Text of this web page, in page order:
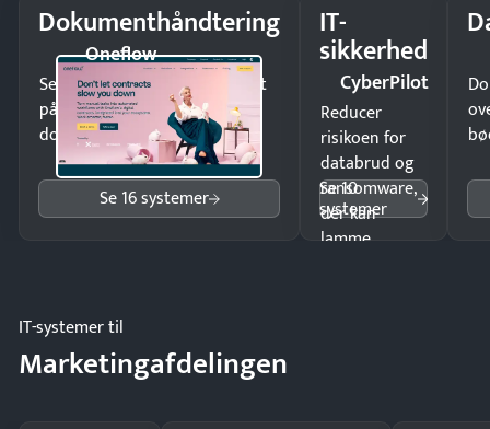
Dokumenthåndtering
Oneflow
Send kontrakter til underskrift
på minutter og mist ingen
dokumenter.
Se 16 systemer
IT-
sikkerhed
CyberPilot
Reducer
risikoen for
databrud og
ransomware,
der kan
lamme
Se 10
systemer
IT-systemer til
Marketingafdelingen